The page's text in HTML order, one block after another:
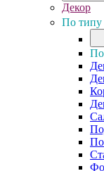
Декор
По типу